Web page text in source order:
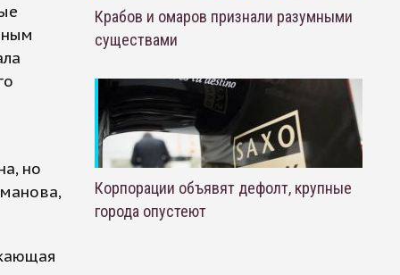
но
Крабов и омаров признали разумными
существами
Корпорации объявят дефолт, крупные
города опустеют